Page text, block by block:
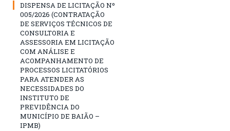
DISPENSA DE LICITAÇÃO Nº
005/2026 (CONTRATAÇÃO
DE SERVIÇOS TÉCNICOS DE
CONSULTORIA E
ASSESSORIA EM LICITAÇÃO
COM ANÁLISE E
ACOMPANHAMENTO DE
PROCESSOS LICITATÓRIOS
PARA ATENDER AS
NECESSIDADES DO
INSTITUTO DE
PREVIDÊNCIA DO
MUNICÍPIO DE BAIÃO –
IPMB)